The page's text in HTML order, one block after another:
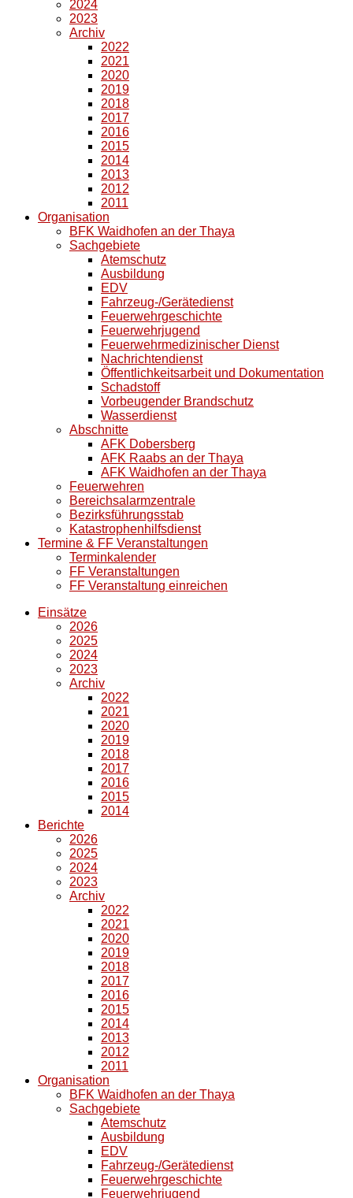
2024
2023
Archiv
2022
2021
2020
2019
2018
2017
2016
2015
2014
2013
2012
2011
Organisation
BFK Waidhofen an der Thaya
Sachgebiete
Atemschutz
Ausbildung
EDV
Fahrzeug-/Gerätedienst
Feuerwehrgeschichte
Feuerwehrjugend
Feuerwehrmedizinischer Dienst
Nachrichtendienst
Öffentlichkeitsarbeit und Dokumentation
Schadstoff
Vorbeugender Brandschutz
Wasserdienst
Abschnitte
AFK Dobersberg
AFK Raabs an der Thaya
AFK Waidhofen an der Thaya
Feuerwehren
Bereichsalarmzentrale
Bezirksführungsstab
Katastrophenhilfsdienst
Termine & FF Veranstaltungen
Terminkalender
FF Veranstaltungen
FF Veranstaltung einreichen
Einsätze
2026
2025
2024
2023
Archiv
2022
2021
2020
2019
2018
2017
2016
2015
2014
Berichte
2026
2025
2024
2023
Archiv
2022
2021
2020
2019
2018
2017
2016
2015
2014
2013
2012
2011
Organisation
BFK Waidhofen an der Thaya
Sachgebiete
Atemschutz
Ausbildung
EDV
Fahrzeug-/Gerätedienst
Feuerwehrgeschichte
Feuerwehrjugend